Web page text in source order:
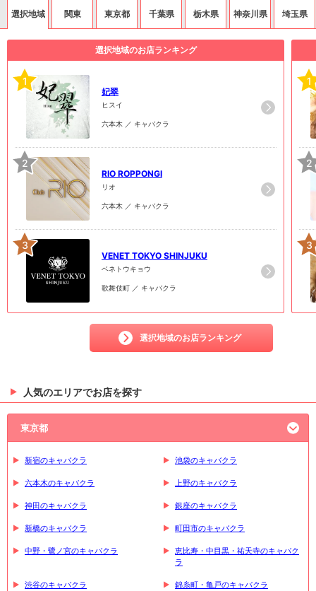
選択地域 関東 東京都 千葉県 栃木県 神奈川県 埼玉県
選択地域のお店ランキング
1
妃翠
ヒスイ
六本木 ／ キャバクラ
2
RIO ROPPONGI
リオ
六本木 ／ キャバクラ
3
VENET TOKYO SHINJUKU
ベネトウキョウ
歌舞伎町 ／ キャバクラ
選択地域のお店ランキング
1
2
3
人気のエリアでお店を探す
東京都
新宿のキャバクラ 池袋のキャバクラ
六本木のキャバクラ 上野のキャバクラ
神田のキャバクラ 銀座のキャバクラ
新橋のキャバクラ 町田市のキャバクラ
中野・鷺ノ宮のキャバクラ
恵比寿・中目黒・祐天寺のキャバク
ラ
渋谷のキャバクラ 錦糸町・亀戸のキャバクラ